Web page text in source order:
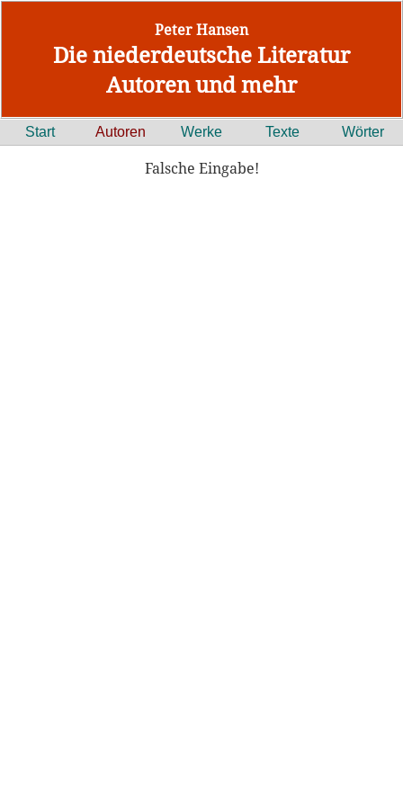
Peter Hansen
Die niederdeutsche Literatur
Autoren und mehr
Start Autoren Werke Texte Wörter
Falsche Eingabe!